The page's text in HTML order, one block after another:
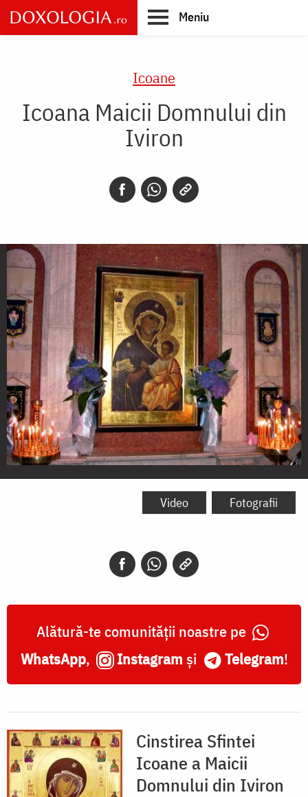
Skip
to
main
Meniu
Icoane
Icoana Maicii Domnului din
Iviron
Icoana
Video Fotografii
Alătură-te comunității noastre pe
WhatsApp, Instagram și Telegram!
Cinstirea Sfintei
Icoane a Maicii
Domnului din Iviron